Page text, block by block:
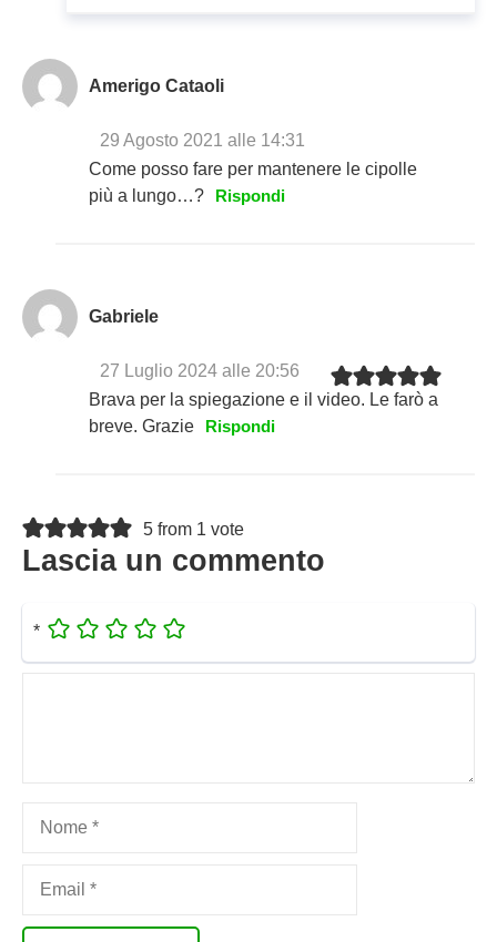
Amerigo Cataoli
29 Agosto 2021 alle 14:31
Come posso fare per mantenere le cipolle
più a lungo…?
Rispondi
Gabriele
27 Luglio 2024 alle 20:56
Brava per la spiegazione e il video. Le farò a
breve. Grazie
Rispondi
5 from 1 vote
Lascia un commento
*